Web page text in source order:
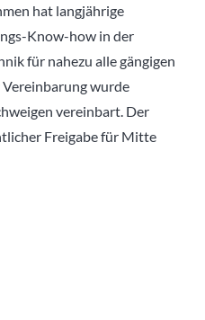
hat langjährige
Know-how in der
für nahezu alle gängigen
wurde
vereinbart. Der
Freigabe für Mitte